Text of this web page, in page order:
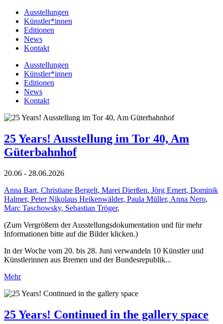
Ausstellungen
Künstler*innen
Editionen
News
Kontakt
Ausstellungen
Künstler*innen
Editionen
News
Kontakt
25 Years! Ausstellung im Tor 40, Am
Güterbahnhof
20.06 - 28.06.2026
Anna Bart, Christiane Bergelt, Marei Dierßen, Jörg Ernert, Dominik
Halmer, Peter Nikolaus Heikenwälder, Paula Müller, Anna Nero,
Marc Taschowsky, Sebastian Tröger,
(Zum Vergrößern der Ausstellungsdokumentation und für mehr
Informationen bitte auf die Bilder klicken.)
In der Woche vom 20. bis 28. Juni verwandeln 10 Künstler und
Künstlerinnen aus Bremen und der Bundesrepublik...
Mehr
25 Years! Continued in the gallery space